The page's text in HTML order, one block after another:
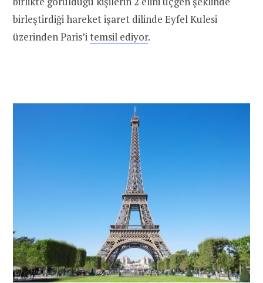
birleştirdiği hareket işaret dilinde Eyfel Kulesi
üzerinden Paris’itemsil ediyor.